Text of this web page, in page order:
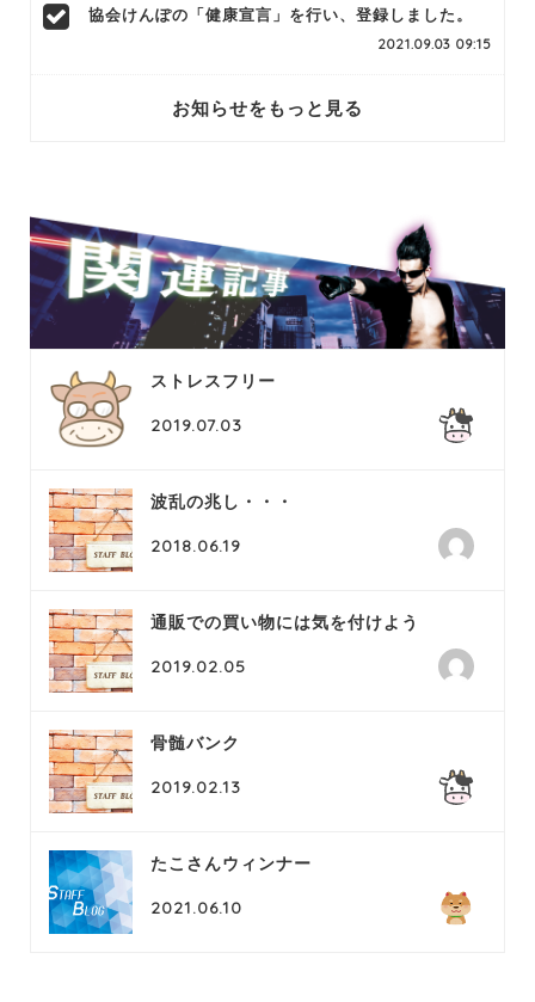
協会けんぽの「健康宣言」を行い、登録しました。
2021.09.03 09:15
お知らせをもっと見る
ストレスフリー
2019.07.03
波乱の兆し・・・
2018.06.19
通販での買い物には気を付けよう
2019.02.05
骨髄バンク
2019.02.13
たこさんウィンナー
2021.06.10